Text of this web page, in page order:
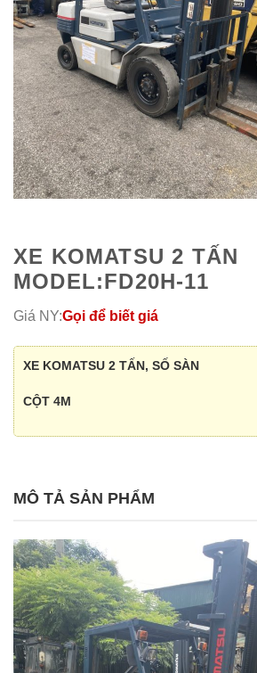
XE KOMATSU 2 TẤN
MODEL:FD20H-11
Giá NY:Gọi để biết giá
XE KOMATSU 2 TẤN, SỐ SÀN
CỘT 4M
MÔ TẢ SẢN PHẨM